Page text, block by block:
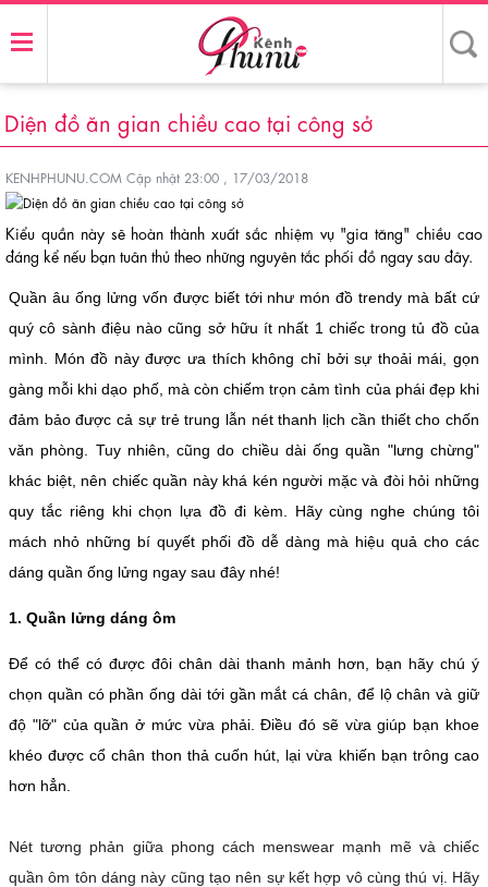
Diện đồ ăn gian chiều cao tại công sở
KENHPHUNU.COM Cập nhật 23:00 , 17/03/2018
Kiểu quần này sẽ hoàn thành xuất sắc nhiệm vụ "gia tăng" chiều cao
đáng kể nếu bạn tuân thủ theo những nguyên tắc phối đồ ngay sau đây.
Quần âu ống lửng vốn được biết tới như món đồ trendy mà bất cứ
quý cô sành điệu nào cũng sở hữu ít nhất 1 chiếc trong tủ đồ của
mình. Món đồ này được ưa thích không chỉ bởi sự thoải mái, gọn
gàng mỗi khi dạo phố, mà còn chiếm trọn cảm tình của phái đẹp khi
đảm bảo được cả sự trẻ trung lẫn nét thanh lịch cần thiết cho chốn
văn phòng. Tuy nhiên, cũng do chiều dài ống quần "lưng chừng"
khác biệt, nên chiếc quần này khá kén người mặc và đòi hỏi những
quy tắc riêng khi chọn lựa đồ đi kèm. Hãy cùng nghe chúng tôi
mách nhỏ những bí quyết phối đồ dễ dàng mà hiệu quả cho các
dáng quần ống lửng ngay sau đây nhé!
1. Quần lửng dáng ôm
Để có thể có được đôi chân dài thanh mảnh hơn, bạn hãy chú ý
chọn quần có phần ống dài tới gần mắt cá chân, để lộ chân và giữ
độ "lỡ" của quần ở mức vừa phải. Điều đó sẽ vừa giúp bạn khoe
khéo được cổ chân thon thả cuốn hút, lại vừa khiến bạn trông cao
hơn hẳn.
Nét tương phản giữa phong cách menswear mạnh mẽ và chiếc
quần ôm tôn dáng này cũng tạo nên sự kết hợp vô cùng thú vị. Hãy